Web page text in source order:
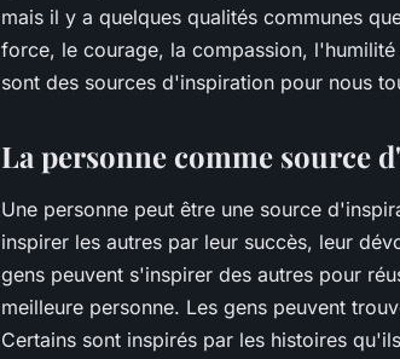
mais il y a quelques qualités communes
force, le courage, la compassion,
sont des sources d'inspiration pour nous
La personne comme source
Une personne peut être une source
inspirer les autres par leur succès, leur
gens peuvent s'inspirer des autres pour
meilleure personne. Les gens peuvent
Certains sont inspirés par les histoires